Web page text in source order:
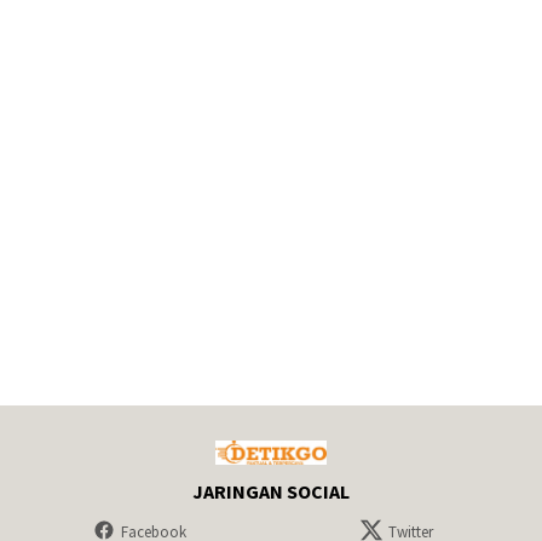
JARINGAN SOCIAL
Facebook Twitter